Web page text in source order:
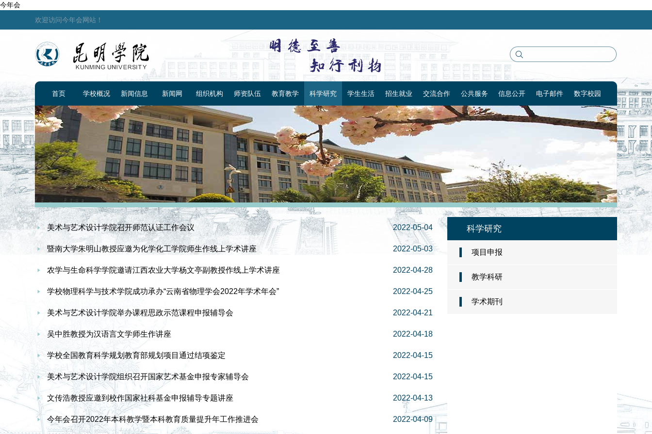
今年会
欢迎访问今年会网站！
首页 学校概况 新闻信息 新闻网 组织机构 师资队伍 教育教学 科学研究 学生生活 招生就业 交流合作 公共服务 信息公开 电子邮件 数字校园
科学研究
项目申报
教学科研
学术期刊
2022-05-04
美术与艺术设计学院召开师范认证工作会议
2022-05-03
暨南大学朱明山教授应邀为化学化工学院师生作线上学术讲座
2022-04-28
农学与生命科学学院邀请江西农业大学杨文亭副教授作线上学术讲座
2022-04-25
学校物理科学与技术学院成功承办“云南省物理学会2022年学术年会”
2022-04-21
美术与艺术设计学院举办课程思政示范课程申报辅导会
2022-04-18
吴中胜教授为汉语言文学师生作讲座
2022-04-15
学校全国教育科学规划教育部规划项目通过结项鉴定
2022-04-15
美术与艺术设计学院组织召开国家艺术基金申报专家辅导会
2022-04-13
文传浩教授应邀到校作国家社科基金申报辅导专题讲座
2022-04-09
今年会召开2022年本科教学暨本科教育质量提升年工作推进会